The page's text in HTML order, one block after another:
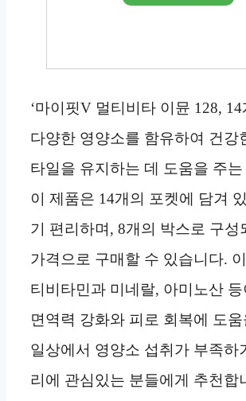
‘마이핏V 멀티비타 이뮨 128, 14
다양한 영양소를 함유하여 건강
타일을 유지하는 데 도움을 주
이 제품은 14개의 포켓에 담겨
기 편리하며, 8개의 박스로 구성
가격으로 구매할 수 있습니다.
티비타민과 미네랄, 아미노산 등
면역력 강화와 피로 회복에 도
일상에서 영양소 섭취가 부족하
리에 관심있는 분들에게 추천합